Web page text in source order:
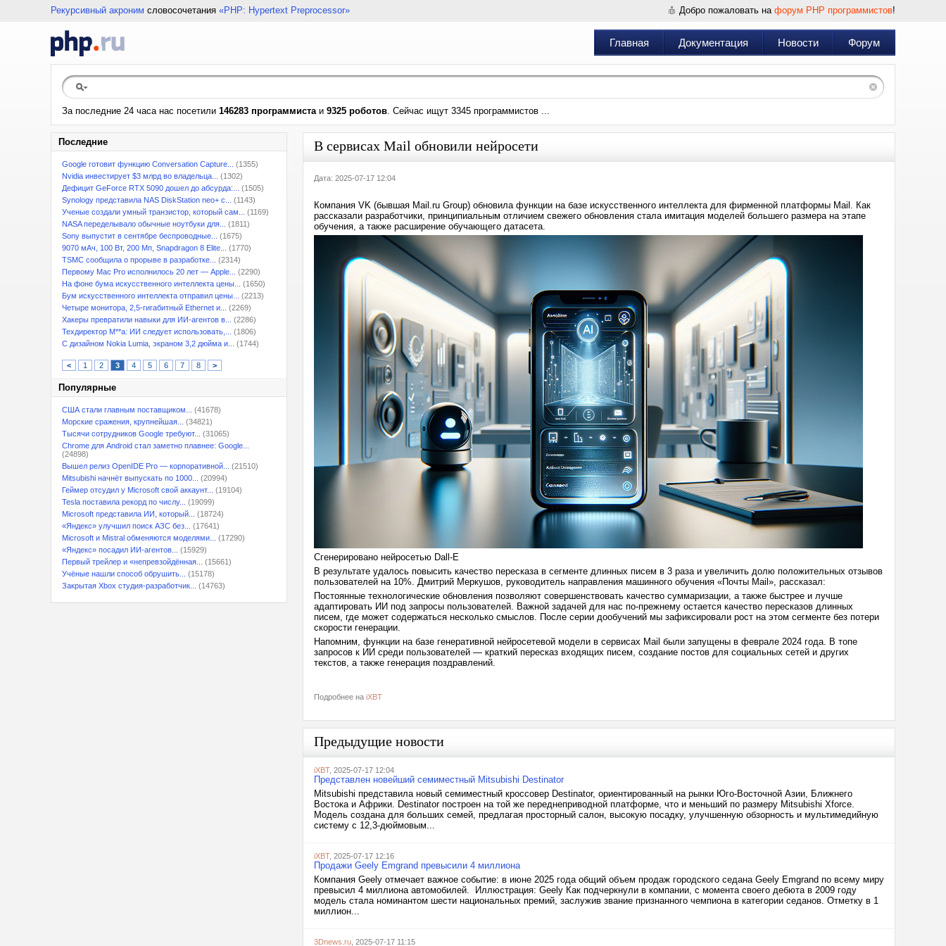
Рекурсивный акроним словосочетания «PHP: Hypertext Preprocessor» Добро пожаловать на форум PHP программистов!
Главная Документация Новости Форум
За последние 24 часа нас посетили 146283 программистаи 9325 роботов. Сейчас ищут 3345 программистов ...
Последние
Google готовит функцию Conversation Capture...
(1355)
Nvidia инвестирует $3 млрд во владельца...
(1302)
Дефицит GeForce RTX 5090 дошел до абсурда:...
(1505)
Synology представила NAS DiskStation neo+ с...
(1143)
Ученые создали умный транзистор, который сам...
(1169)
NASA переделывало обычные ноутбуки для...
(1811)
Sony выпустит в сентябре беспроводные...
(1675)
9070 мАч, 100 Вт, 200 Мп, Snapdragon 8 Elite...
(1770)
TSMC сообщила о прорыве в разработке...
(2314)
Первому Mac Pro исполнилось 20 лет — Apple...
(2290)
На фоне бума искусственного интеллекта цены...
(1650)
Бум искусственного интеллекта отправил цены...
(2213)
Четыре монитора, 2,5-гигабитный Ethernet и...
(2269)
Хакеры превратили навыки для ИИ-агентов в...
(2286)
Техдиректор M**a: ИИ следует использовать,...
(1806)
С дизайном Nokia Lumia, экраном 3,2 дюйма и...
(1744)
< 1 2 3 4 5 6 7 8 >
Популярные
США стали главным поставщиком...
(41678)
Морские сражения, крупнейшая...
(34821)
Тысячи сотрудников Google требуют...
(31065)
Chrome для Android стал заметно плавнее: Google...
(24898)
Вышел релиз OpenIDE Pro — корпоративной...
(21510)
Mitsubishi начнёт выпускать по 1000...
(20994)
Геймер отсудил у Microsoft свой аккаунт...
(19104)
Tesla поставила рекорд по числу...
(19099)
Microsoft представила ИИ, который...
(18724)
«Яндекс» улучшил поиск АЗС без...
(17641)
Microsoft и Mistral обменяются моделями...
(17290)
«Яндекс» посадил ИИ-агентов...
(15929)
Первый трейлер и «непревзойдённая...
(15661)
Учёные нашли способ обрушить...
(15178)
Закрытая Xbox студия-разработчик...
(14763)
В сервисах Mail обновили нейросети
Дата: 2025-07-17 12:04
Компания VK (бывшая Mail.ru Group) обновила функции на базе искусственного интеллекта для фирменной платформы Mail. Как
рассказали разработчики, принципиальным отличием свежего обновления стала имитация моделей большего размера на этапе
обучения, а также расширение обучающего датасета.
Сгенерировано нейросетью Dall-E
В результате удалось повысить качество пересказа в сегменте длинных писем в 3 раза и увеличить долю положительных отзывов
пользователей на 10%. Дмитрий Меркушов, руководитель направления машинного обучения «Почты Mail», рассказал:
Постоянные технологические обновления позволяют совершенствовать качество суммаризации, а также быстрее и лучше
адаптировать ИИ под запросы пользователей. Важной задачей для нас по-прежнему остается качество пересказов длинных
писем, где может содержаться несколько смыслов. После серии дообучений мы зафиксировали рост на этом сегменте без потери
скорости генерации.
Напомним, функции на базе генеративной нейросетевой модели в сервисах Mail были запущены в феврале 2024 года. В топе
запросов к ИИ среди пользователей — краткий пересказ входящих писем, создание постов для социальных сетей и других
текстов, а также генерация поздравлений.
Подробнее на iXBT
Предыдущие новости
iXBT, 2025-07-17 12:04
Представлен новейший семиместный Mitsubishi Destinator
Mitsubishi представила новый семиместный кроссовер Destinator, ориентированный на рынки Юго-Восточной Азии, Ближнего
Востока и Африки. Destinator построен на той же переднеприводной платформе, что и меньший по размеру Mitsubishi Xforce.
Модель создана для больших семей, предлагая просторный салон, высокую посадку, улучшенную обзорность и мультимедийную
систему с 12,3-дюймовым...
iXBT, 2025-07-17 12:16
Продажи Geely Emgrand превысили 4 миллиона
Компания Geely отмечает важное событие: в июне 2025 года общий объем продаж городского седана Geely Emgrand по всему миру
превысил 4 миллиона автомобилей. Иллюстрация: Geely Как подчеркнули в компании, с момента своего дебюта в 2009 году
модель стала номинантом шести национальных премий, заслужив звание признанного чемпиона в категории седанов. Отметку в 1
миллион...
3Dnews.ru , 2025-07-17 11:15